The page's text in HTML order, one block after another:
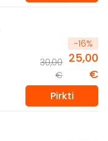
-16%
30,00
€
25,00
€
Pirkti